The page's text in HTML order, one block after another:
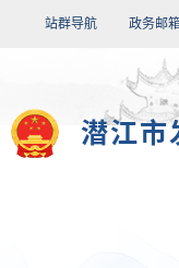
站群导航 政务邮
潜江市